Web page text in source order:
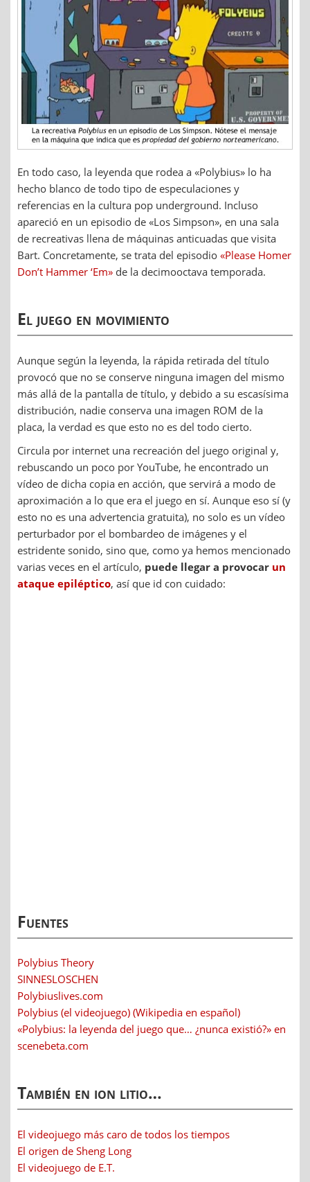
En todo caso, la leyenda que rodea a «Polybius» lo ha
hecho blanco de todo tipo de especulaciones y
referencias en la cultura pop underground. Incluso
apareció en un episodio de «Los Simpson», en una sala
de recreativas llena de máquinas anticuadas que visita
Bart. Concretamente, se trata del episodio «Please Homer
Don’t Hammer ‘Em» de la decimooctava temporada.
El juego en movimiento
Aunque según la leyenda, la rápida retirada del título
provocó que no se conserve ninguna imagen del mismo
más allá de la pantalla de título, y debido a su escasísima
distribución, nadie conserva una imagen ROM de la
placa, la verdad es que esto no es del todo cierto.
Circula por internet una recreación del juego original y,
rebuscando un poco por YouTube, he encontrado un
vídeo de dicha copia en acción, que servirá a modo de
aproximación a lo que era el juego en sí. Aunque eso sí (y
esto no es una advertencia gratuita), no solo es un vídeo
perturbador por el bombardeo de imágenes y el
estridente sonido, sino que, como ya hemos mencionado
varias veces en el artículo, puede llegar a provocar un
ataque epiléptico, así que id con cuidado:
Fuentes
Polybius Theory
SINNESLOSCHEN
Polybiuslives.com
Polybius (el videojuego) (Wikipedia en español)
«Polybius: la leyenda del juego que… ¿nunca existió?» en
scenebeta.com
También en ion litio…
El videojuego más caro de todos los tiempos
El origen de Sheng Long
El videojuego de E.T.